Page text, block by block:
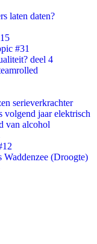
laten daten?
#31
deel 4
serieverkrachter
volgend jaar elektrisch
van alcohol
Waddenzee (Droogte)